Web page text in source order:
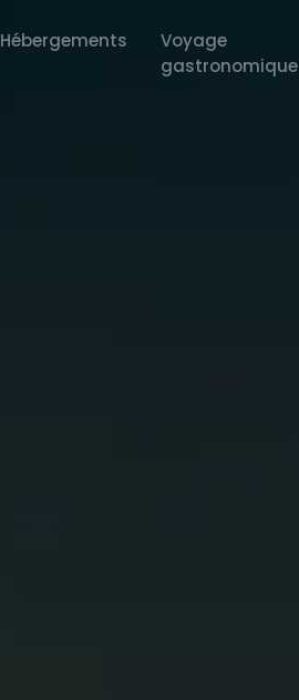
Hébergements
Voyage
gastronomique